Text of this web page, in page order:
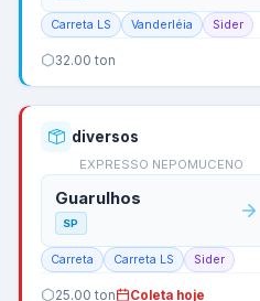
Carreta LS Vanderléia Sider
32.00 ton
diversos
EXPRESSO NEPOMUCENO
Guarulhos
SP
Carreta Carreta LS Sider
25.00 ton Coleta hoje